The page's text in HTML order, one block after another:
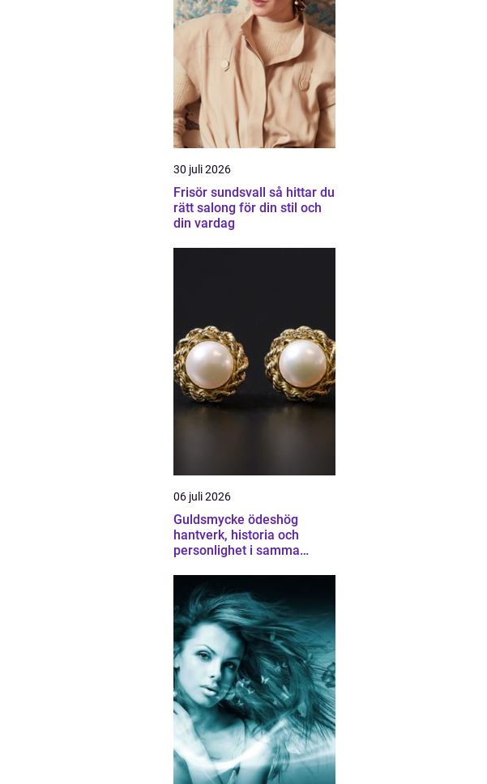
30 juli 2026
Frisör sundsvall så hittar du
rätt salong för din stil och
din vardag
06 juli 2026
Guldsmycke ödeshög
hantverk, historia och
personlighet i samma